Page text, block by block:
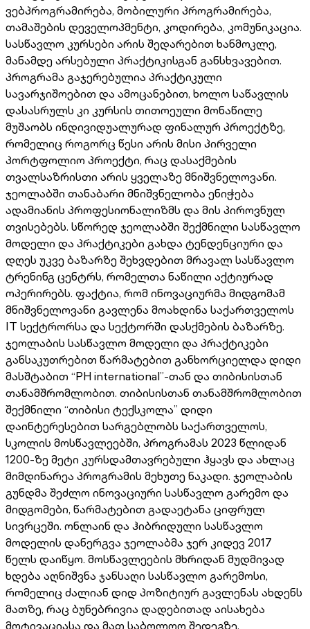
ვებპროგრამირება, მობილური პროგრამირება,
თამაშების დეველოპმენტი, კოდირება, კომუნიკაცია.
სასწავლო კურსები არის შედარებით ხანმოკლე,
მანამდე არსებული პრაქტიკისგან განსხვავებით.
პროგრამა გაჯერებულია პრაქტიკული
სავარჯიშოებით და ამოცანებით, ხოლო საწავლის
დასასრულს კი კურსის თითოეული მონაწილე
მუშაობს ინდივიდუალურად ფინალურ პროექტზე,
რომელიც როგორც წესი არის მისი პირველი
პორტფოლიო პროექტი, რაც დასაქმების
თვალსაზრისთი არის ყველაზე მნიშვნელოვანი.
ჯეოლაბში თანაბარი მნიშვნელობა ენიჭება
ადამიანის პროფესიონალიზმს და მის პიროვნულ
თვისებებს. სწორედ ჯეოლაბში შექმნილი სასწავლო
მოდელი და პრაქტიკები გახდა ტენდენციური და
დღეს უკვე ბაზარზე შეხვდებით მრავალ სასწავლო
ტრენინგ ცენტრს, რომელთა ნაწილი აქტიურად
ოპერირებს. ფაქტია, რომ ინოვაციურმა მიდგომამ
მნიშვნელოვანი გავლენა მოახდინა საქართველოს
IT სექტრორსა და სექტორში დასქმების ბაზარზე.
ჯეოლაბის სასწავლო მოდელი და პრაქტიკები
განსაკუთრებით წარმატებით განხორციელდა დიდი
მასშტაბით “PH international”-თან და თიბისისთან
თანამშრომლობით. თიბისისთან თანამშრომლობით
შექმნილი “თიბისი ტექსკოლა” დიდი
დაინტერესებით სარგებლობს საქართველოს,
სკოლის მოსწავლეებში, პროგრამას 2023 წლიდან
1200-ზე მეტი კურსდამთავრებული ჰყავს და ახლაც
მიმდინარეა პროგრამის მეხუთე ნაკადი. ჯეოლაბის
გუნდმა შეძლო ინოვაციური სასწავლო გარემო და
მიდგომები, წარმატებით გადაეტანა ციფრულ
სივრცეში. ონლაინ და ჰიბრიდული სასწავლო
მოდელის დანერგვა ჯეოლაბმა ჯერ კიდევ 2017
წელს დაიწყო. მოსწავლეების მხრიდან მუდმივად
ხდება აღნიშვნა ჯანსაღი სასწავლო გარემოსი,
რომელიც ძალიან დიდ პოზიტიურ გავლენას ახდენს
მათზე, რაც ბუნებრივია დადებითად აისახება
მოტივაციასა და მათ საბოლოო შედეგზე.